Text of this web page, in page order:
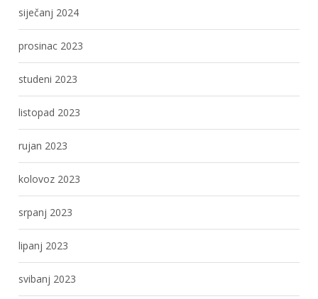
siječanj 2024
prosinac 2023
studeni 2023
listopad 2023
rujan 2023
kolovoz 2023
srpanj 2023
lipanj 2023
svibanj 2023